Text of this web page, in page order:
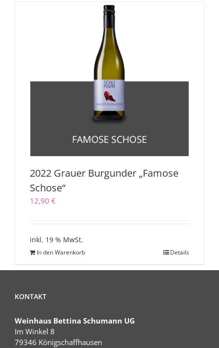
2022 Grauer Burgunder „Famose
Schose“
12,90 €
inkl. 19 % MwSt.
In den Warenkorb Details
KONTAKT
Weinhaus Bettina Schumann UG
Im Winkel 8
79346 Königschaffhausen